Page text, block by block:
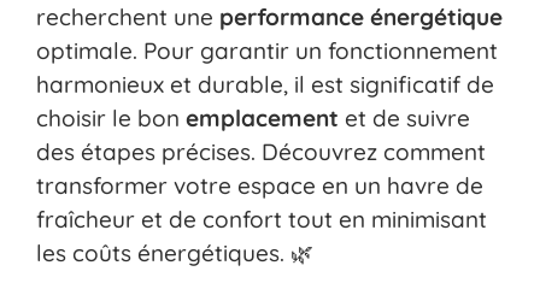
recherchent une performance énergétique
optimale. Pour garantir un fonctionnement
harmonieux et durable, il est significatif de
choisir le bon emplacement et de suivre
des étapes précises. Découvrez comment
transformer votre espace en un havre de
fraîcheur et de confort tout en minimisant
les coûts énergétiques. 🌿